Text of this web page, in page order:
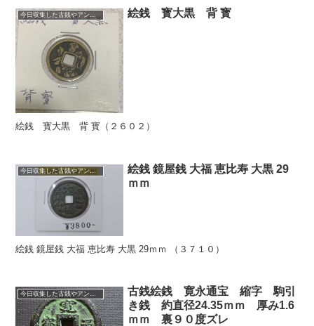
今日収集した古銭やアンティークコイン 絵銭 寳大黒 背 寳
絵銭 寳大黒 背 寳（２６０２）
今日収集した古銭やアンティークコイン
絵銭 鏡屋銭 大福 恵比寿 大黒 29
ｍｍ
絵銭 鏡屋銭 大福 恵比寿 大黒 29ｍｍ （３７１０）
古銭絵銭 寛永通宝 縮字 駒引
き銭 約直径24.35ｍｍ 厚み1.6
ｍｍ 裏９０度ズレ